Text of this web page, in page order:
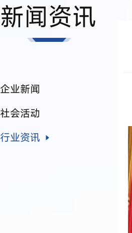
新闻资讯
企业新闻
社会活动
行业资讯